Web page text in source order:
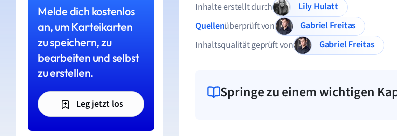
Melde dich kostenlos
an, um Karteikarten
zu speichern, zu
bearbeiten und selbst
zu erstellen.
Leg jetzt los
Inhalte erstellt durch
Lily Hulatt
Quellenüberprüft von
Gabriel Freitas
Inhaltsqualität geprüft von
Gabriel Freitas
Springe zu einem wichtigen